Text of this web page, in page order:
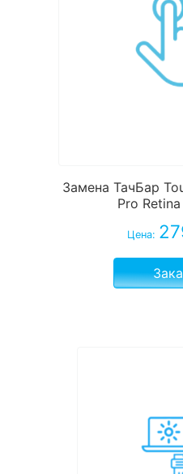
Замена ТачБар
Pro
Цена: